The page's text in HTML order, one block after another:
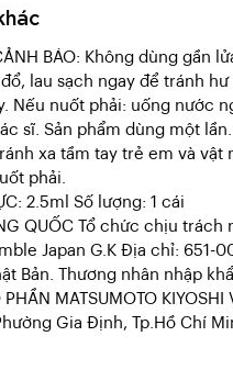
BÁO: Không dùng gần
lau sạch ngay để tránh
Nếu nuốt phải: uống nước
sĩ. Sản phẩm dùng một
xa tầm tay trẻ em và
phải.
2.5ml Số lượng: 1 cái
QUỐC Tổ chức chịu trách
Japan G.K Địa chỉ: 651-
Bản. Thương nhân nhập
PHẦN MATSUMOTO
Gia Định, Tp.Hồ Chí